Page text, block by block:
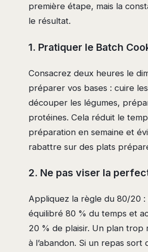
première étape, mais la
le résultat.
1. Pratiquer le Batch
Consacrez deux heures le
préparer vos bases : cuire
découper les légumes,
protéines. Cela réduit le
préparation en semaine et
rabattre sur des plats
2. Ne pas viser la
Appliquez la règle du 80/20 :
équilibré 80 % du temps et
20 % de plaisir. Un plan trop
à l’abandon. Si un repas sort